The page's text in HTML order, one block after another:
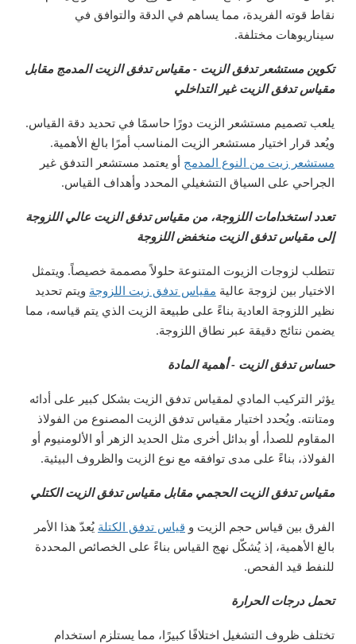
نقاط قوته الفريدة، مما يساهم في الدقة والتوافق في
سيناريوهات مختلفة.
تكوين مستشعر تدفق الزيت - مقياس تدفق الزيت المدمج مقابل
مقياس تدفق الزيت غير التداخلي
يلعب تصميم مستشعر الزيت دورًا حاسمًا في تحديد دقة القياس.
ويُعد قرار اختيار مستشعر الزيت المناسب أمرًا بالغ الأهمية.
مستشعر زيت من النوع المدمج أو يعتمد مستشعر التدفق غير
الجراحي على السياق التشغيلي المحدد وأهداف القياس.
تعدد استخدامات اللزوجة، من مقياس تدفق الزيت عالي اللزوجة
إلى مقياس تدفق الزيت منخفض اللزوجة
تتطلب لزوجات الزيوت المتنوعة حلولاً مصممة خصيصاً. ويتمثل
الاختيار بين لزوجة عالية مقياس تدفق زيت اللزوجة ويتم تحديد
نظير اللزوجة العادية بناءً على طبيعة الزيت الذي يتم قياسه، مما
يضمن نتائج دقيقة عبر نطاق اللزوجة.
حساس تدفق الزيت - أهمية المادة
يؤثر التركيب المادي لمقياس تدفق الزيت بشكل كبير على أدائه
ومتانته. ويُحدد اختيار مقياس تدفق الزيت المصنوع من الفولاذ
المقاوم للصدأ، أو بدائل أخرى مثل الحديد الزهر أو الألومنيوم أو
الفولاذ، بناءً على مدى توافقه مع نوع الزيت والظروف البيئية.
مقياس تدفق الزيت الحجمي مقابل مقياس تدفق الزيت الكتلي
الفرق بين قياس حجم الزيت و قياس تدفق الكتلة يُعدّ هذا الأمر
بالغ الأهمية، إذ يُشكّل نهج القياس بناءً على الخصائص المحددة
للنفط قيد الفحص.
تحمل درجات الحرارة
تختلف ظروف التشغيل اختلافًا كبيرًا، مما يستلزم استخدام